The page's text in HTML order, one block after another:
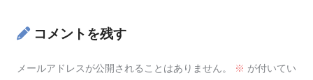
コメントを残す
メールアドレスが公開されることはありません。 ※ が付いてい